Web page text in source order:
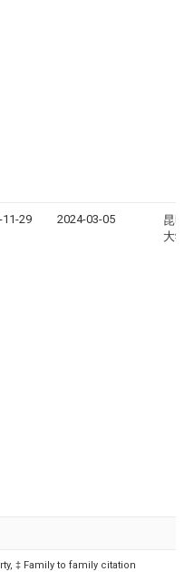
11-29 2024-03-05
昆明
大学
‡ Family to family citation